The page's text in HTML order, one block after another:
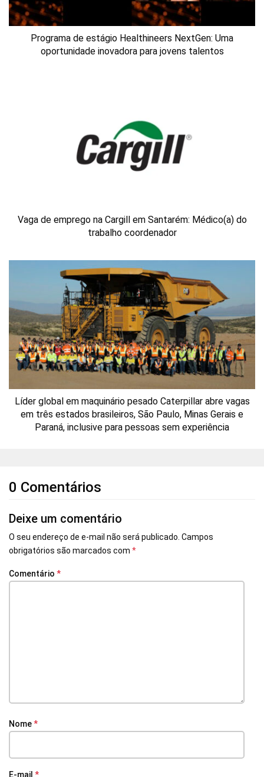
Programa de estágio Healthineers NextGen: Uma
oportunidade inovadora para jovens talentos
Vaga de emprego na Cargill em Santarém: Médico(a) do
trabalho coordenador
Líder global em maquinário pesado Caterpillar abre vagas
em três estados brasileiros, São Paulo, Minas Gerais e
Paraná, inclusive para pessoas sem experiência
0 Comentários
Deixe um comentário
O seu endereço de e-mail não será publicado. Campos
obrigatórios são marcados com *
Comentário *
Nome*
E-mail *